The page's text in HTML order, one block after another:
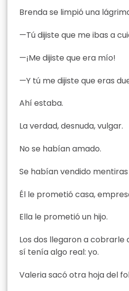
Brenda se limpió una
—Tú dijiste que me ibas a
—¡Me dijiste que era mío!
—Y tú me dijiste que eras
Ahí estaba.
La verdad, desnuda, vulgar.
No se habían amado.
Se habían vendido
Él le prometió casa,
Ella le prometió un hijo.
Los dos llegaron a cobrarle
sí tenía algo real: yo.
Valeria sacó otra hoja del